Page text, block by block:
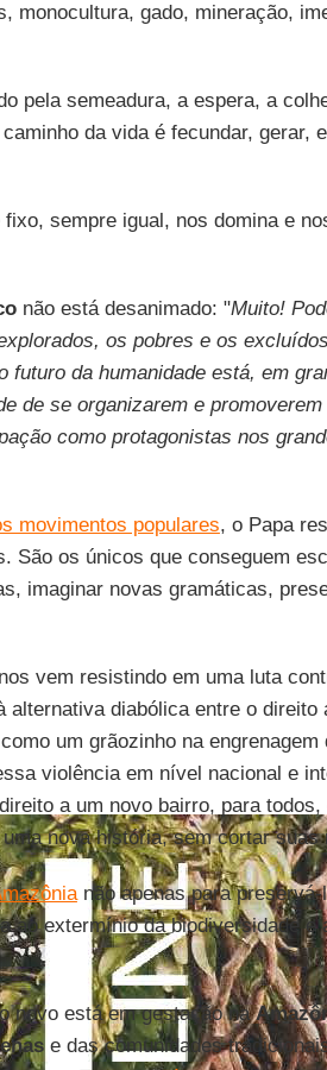
monocultura, gado, mineração,
pela semeadura, a espera, a
da vida é fecundar, gerar,
sempre igual, nos domina e
não está desanimado: "Muito!
os pobres e os
futuro da humanidade está, em
de se organizarem e
como protagonistas nos
movimentos populares, o Papa
São os únicos que conseguem
imaginar novas gramáticas,
vem resistindo em uma luta
alternativa diabólica entre o direito
um grãozinho na engrenagem
violência em nível nacional e
a um novo bairro, para
nova história, sem cortar suas
não apenas para
ao extermínio da biodiversidade e
novo está em gestação na
e das comunidades